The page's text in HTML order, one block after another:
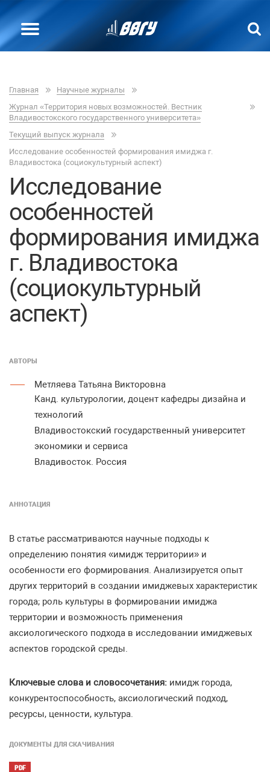
Главная
Научные журналы
Журнал «Территория новых возможностей. Вестник
Владивостокского государственного университета»
Текущий выпуск журнала
Исследование особенностей формирования имиджа г.
Владивостока (социокультурный аспект)
Исследование
особенностей
формирования имиджа
г. Владивостока
(социокультурный
аспект)
АВТОРЫ
Метляева Татьяна Викторовна
Канд. культурологии, доцент кафедры дизайна и
технологий
Владивостокский государственный университет
экономики и сервиса
Владивосток. Россия
АННОТАЦИЯ
В статье рассматриваются научные подходы к
определению понятия «имидж территории» и
особенности его формирования. Анализируется опыт
других территорий в создании имиджевых характеристик
города; роль культуры в формировании имиджа
территории и возможность применения
аксиологического подхода в исследовании имиджевых
аспектов городской среды.
Ключевые слова и словосочетания: имидж города,
конкурентоспособность, аксиологический подход,
ресурсы, ценности, культура.
ДОКУМЕНТЫ ДЛЯ СКАЧИВАНИЯ
PDF